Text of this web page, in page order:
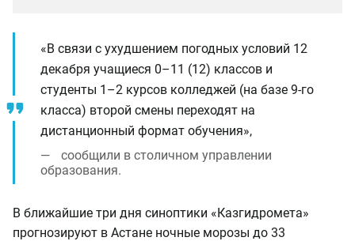
«В связи с ухудшением погодных условий 12
декабря учащиеся 0–11 (12) классов и
студенты 1–2 курсов колледжей (на базе 9-го
класса) второй смены переходят на
дистанционный формат обучения»,
сообщили в столичном управлении
образования.
В ближайшие три дня синоптики «Казгидромета»
прогнозируют в Астане ночные морозы до 33